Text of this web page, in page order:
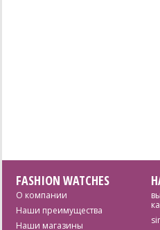
FASHION WATCHES
О компании
Наши преимущества
Наши магазины